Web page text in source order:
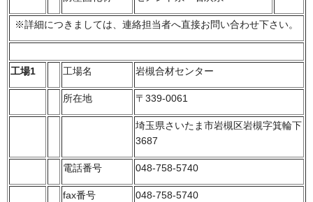
※詳細につきましては、連絡担当者へ直接お問い合わせ下さい。
工場1 工場名 岩槻合材センター
所在地 〒339-0061
埼玉県さいたま市岩槻区岩槻字箕輪下
3687
電話番号 048-758-5740
fax番号 048-758-5740